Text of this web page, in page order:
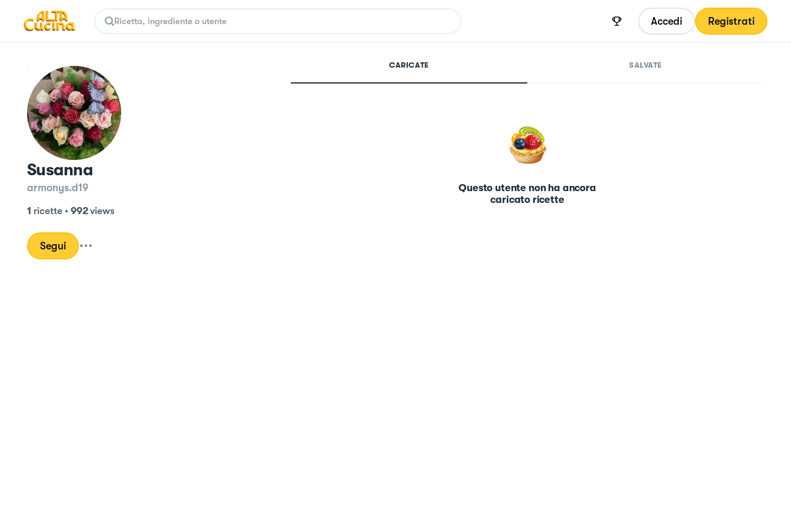
Accedi Registrati
Susanna
armonys.d19
1 ricette• 992views
Segui
CARICATE SALVATE
Questo utente non ha ancora
caricato ricette